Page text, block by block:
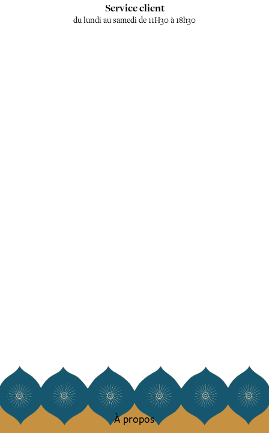
Service client
du lundi au samedi de 11H30 à 18h30
À propos